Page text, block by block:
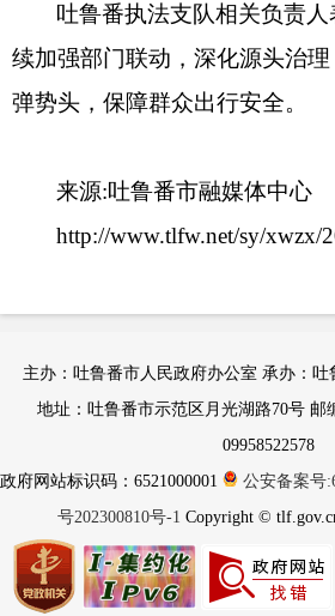
吐鲁番执法支队相关负责
续加强部门联动，深化源头治
弹势头，保障群众出行安全。
来源:吐鲁番市融媒体中心
http://www.tlfw.net/sy/xwzx/
主办：吐鲁番市人民政府办公室 承办：
地址：吐鲁番市示范区月光湖路70号 邮
09958522578
政府网站标识码：6521000001
公安备案号
号202300810号-1 Copyright ©